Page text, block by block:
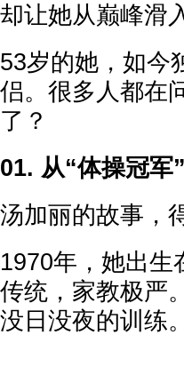
却让她从巅峰滑
53岁的她，如今
侣。很多人都在
了？
01. 从“体操冠军
汤加丽的故事，
1970年，她出生
传统，家教极严
没日没夜的训练。